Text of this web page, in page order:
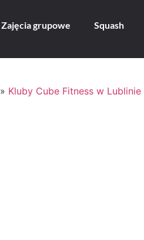
Zajęcia grupowe Squash
» Kluby Cube Fitness w Lublinie